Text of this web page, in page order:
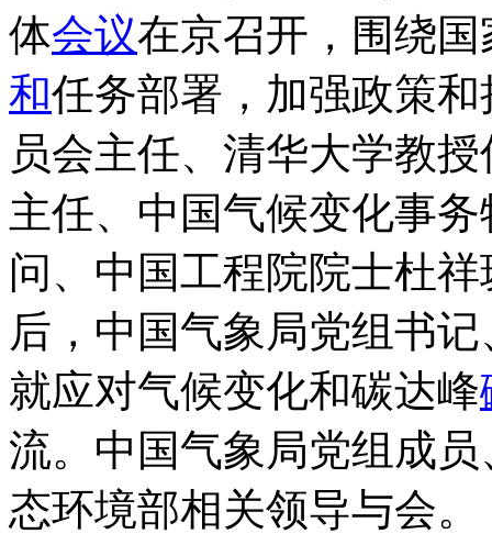
体会议在京召开，围绕
和任务部署，加强政策
员会主任、清华大学教
主任、中国气候变化事
问、中国工程院院士杜
后，中国气象局党组书
就应对气候变化和碳达峰
流。中国气象局党组成
态环境部相关领导与会。